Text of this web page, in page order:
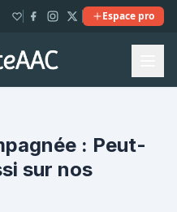
Espace pro
: Peut-
sur nos